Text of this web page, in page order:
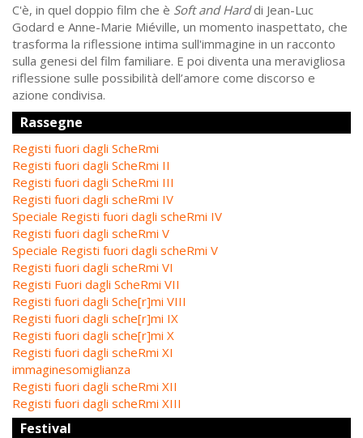
C'è, in quel doppio film che è Soft and Harddi Jean-Luc
Godard e Anne-Marie Miéville, un momento inaspettato, che
trasforma la riflessione intima sull'immagine in un racconto
sulla genesi del film familiare. E poi diventa una meravigliosa
riflessione sulle possibilità dell’amore come discorso e
azione condivisa.
Rassegne
Registi fuori dagli ScheRmi
Registi fuori dagli ScheRmi II
Registi fuori dagli ScheRmi III
Registi fuori dagli scheRmi IV
Speciale Registi fuori dagli scheRmi IV
Registi fuori dagli scheRmi V
Speciale Registi fuori dagli scheRmi V
Registi fuori dagli scheRmi VI
Registi Fuori dagli ScheRmi VII
Registi fuori dagli Sche[r]mi VIII
Registi fuori dagli sche[r]mi IX
Registi fuori dagli sche[r]mi X
Registi fuori dagli scheRmi XI
immaginesomiglianza
Registi fuori dagli scheRmi XII
Registi fuori dagli scheRmi XIII
Festival